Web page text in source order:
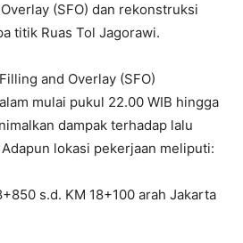
(SFO) dan rekonstruksi
titik Ruas Tol Jagorawi.
and Overlay (SFO)
mulai pukul 22.00 WIB hingga
dampak terhadap lalu
lokasi pekerjaan meliputi:
s.d. KM 18+100 arah Jakarta